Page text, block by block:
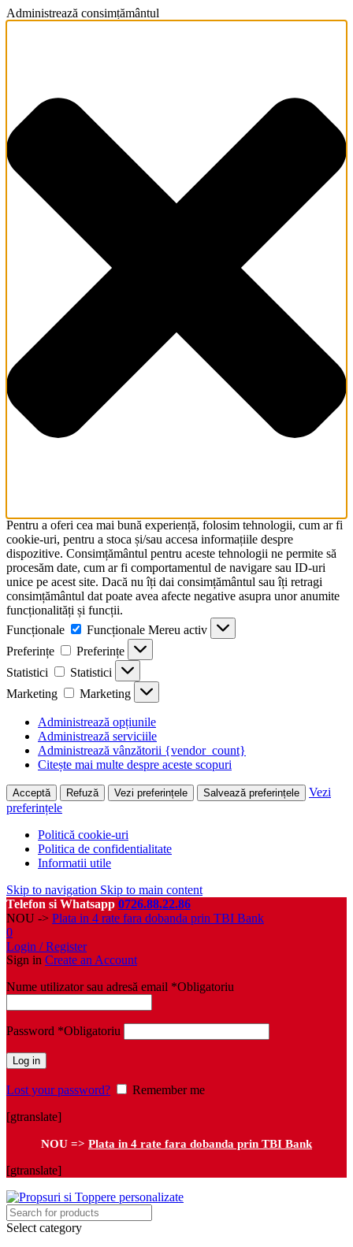
Administrează consimțământul
Pentru a oferi cea mai bună experiență, folosim tehnologii, cum ar fi
cookie-uri, pentru a stoca și/sau accesa informațiile despre
dispozitive. Consimțământul pentru aceste tehnologii ne permite să
procesăm date, cum ar fi comportamentul de navigare sau ID-uri
unice pe acest site. Dacă nu îți dai consimțământul sau îți retragi
consimțământul dat poate avea afecte negative asupra unor anumite
funcționalități și funcții.
Funcționale
Funcționale Mereu activ
Preferințe
Preferințe
Statistici
Statistici
Marketing
Marketing
Administrează opțiunile
Administrează serviciile
Administrează vânzătorii {vendor_count}
Citește mai multe despre aceste scopuri
Acceptă Refuză Vezi preferințele Salvează preferințele
Vezi
preferințele
Politică cookie-uri
Politica de confidentialitate
Informatii utile
Skip to navigation Skip to main content
Telefon si Whatsapp 0726.88.22.86
NOU -> Plata in 4 rate fara dobanda prin TBI Bank
0
Login / Register
Sign in Create an Account
Nume utilizator sau adresă email *Obligatoriu
Password *Obligatoriu
Log in
Lost your password?
Remember me
[gtranslate]
NOU => Plata in 4 rate fara dobanda prin TBI Bank
[gtranslate]
Select category